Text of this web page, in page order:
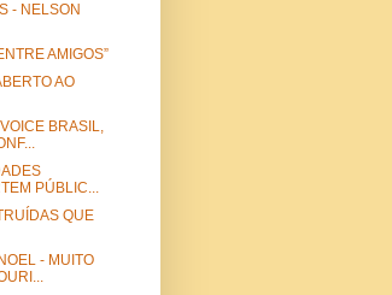
- NELSON
AMIGOS”
AO
BRASIL,
PÚBLIC...
QUE
- MUITO